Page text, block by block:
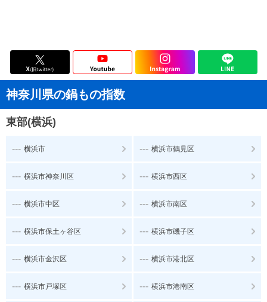
神奈川県の鍋もの指数
東部(横浜)
--- 横浜市 --- 横浜市鶴見区
--- 横浜市神奈川区 --- 横浜市西区
--- 横浜市中区 --- 横浜市南区
--- 横浜市保土ヶ谷区 --- 横浜市磯子区
--- 横浜市金沢区 --- 横浜市港北区
--- 横浜市戸塚区 --- 横浜市港南区